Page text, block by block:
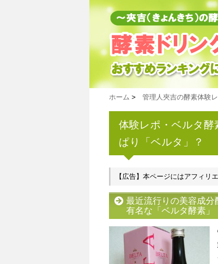
ホーム > 管理人夾吉の酵素体験
体験レポ・ベルタ
ぱり「ベルタ」？
【広告】本ページにはアフィリ
最近流行りの美容成
有名な「ベルタ酵素」